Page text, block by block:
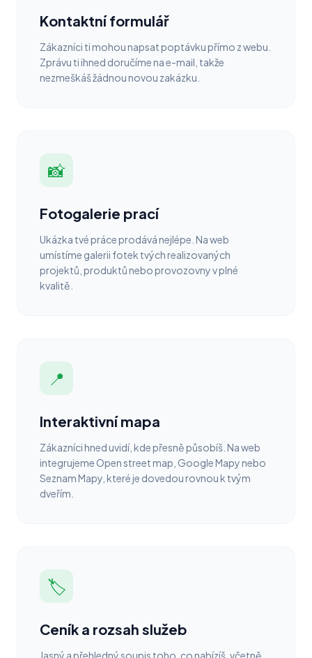
Kontaktní formulář
Zákazníci ti mohou napsat poptávku přímo z webu.
Zprávu ti ihned doručíme na e-mail, takže
nezmeškáš žádnou novou zakázku.
📸
Fotogalerie prací
Ukázka tvé práce prodává nejlépe. Na web
umístíme galerii fotek tvých realizovaných
projektů, produktů nebo provozovny v plné
kvalitě.
📍
Interaktivní mapa
Zákazníci hned uvidí, kde přesně působíš. Na web
integrujeme Open street map, Google Mapy nebo
Seznam Mapy, které je dovedou rovnou k tvým
dveřím.
🏷️
Ceník a rozsah služeb
Jasný a přehledný soupis toho, co nabízíš, včetně